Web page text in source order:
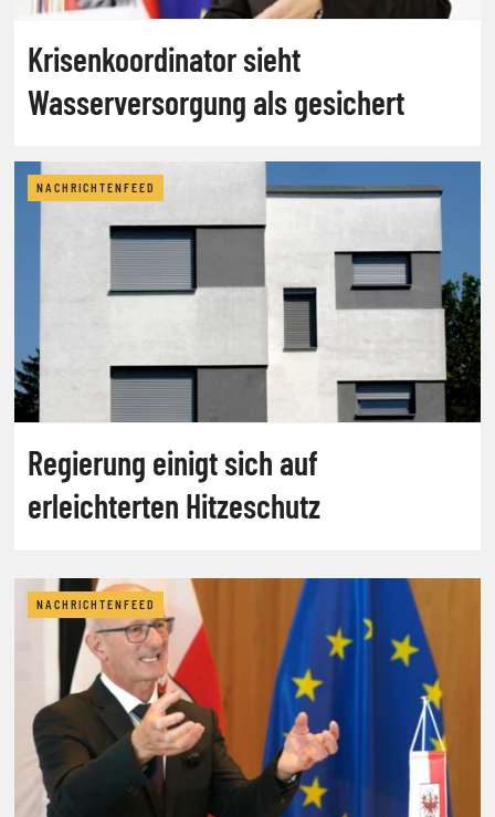
Krisenkoordinator sieht
Wasserversorgung als gesichert
NACHRICHTENFEED
Regierung einigt sich auf
erleichterten Hitzeschutz
NACHRICHTENFEED